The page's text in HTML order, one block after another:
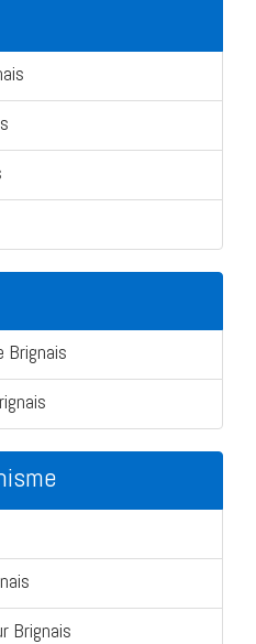
Brignais
Brignais